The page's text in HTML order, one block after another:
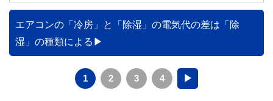
データをもとに、節約効果の目安と快適に過ごすためのポイ
ントを分かりやすく解説します。
エアコンの「冷房」と「除湿」の電気代の差は「除
湿」の種類による
1 2 3 4 ▶